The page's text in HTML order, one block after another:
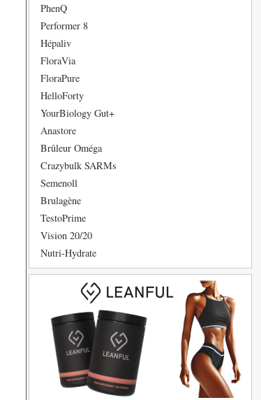
PhenQ
Performer 8
Hépaliv
FloraVia
FloraPure
HelloForty
YourBiology Gut+
Anastore
Brûleur Oméga
Crazybulk SARMs
Semenoll
Brulagène
TestoPrime
Vision 20/20
Nutri-Hydrate